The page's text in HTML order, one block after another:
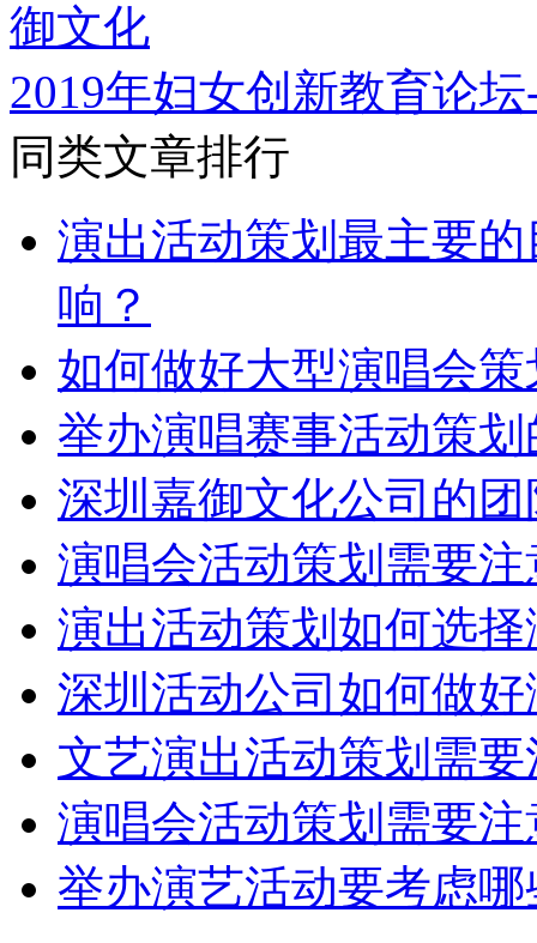
2019年妇女创新教育论
同类文章排行
演出活动策划最主要
响？
如何做好大型演唱会
举办演唱赛事活动策
深圳嘉御文化公司的
演唱会活动策划需要
演出活动策划如何选
深圳活动公司如何做
文艺演出活动策划需
演唱会活动策划需要
举办演艺活动要考虑